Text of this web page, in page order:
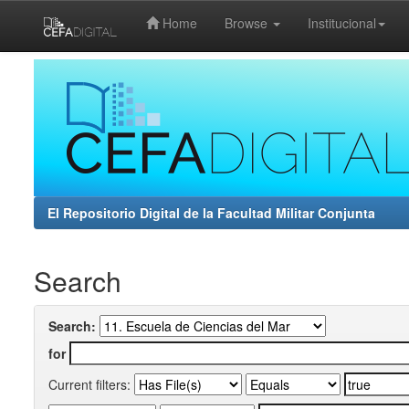
Home Browse Institucional
El Repositorio Digital de la Facultad Militar Conjunta
Search
Search:
for
Current filters: